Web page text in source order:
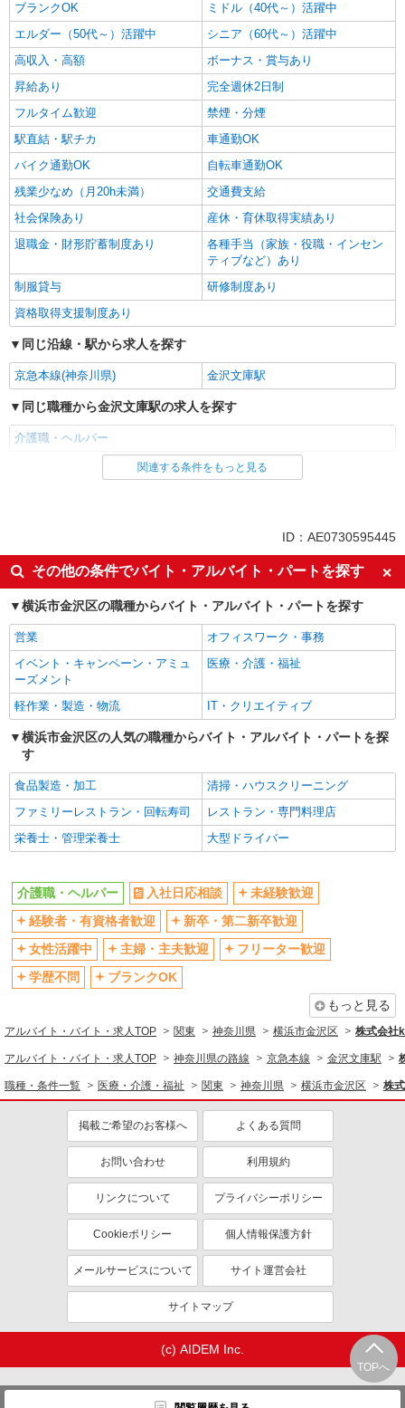
ブランクOK
ミドル（40代～）活躍中
エルダー（50代～）活躍中
シニア（60代～）活躍中
高収入・高額
ボーナス・賞与あり
昇給あり
完全週休2日制
フルタイム歓迎
禁煙・分煙
駅直結・駅チカ
車通勤OK
バイク通勤OK
自転車通勤OK
残業少なめ（月20h未満）
交通費支給
社会保険あり
産休・育休取得実績あり
退職金・財形貯蓄制度あり
各種手当（家族・役職・インセン
ティブなど）あり
制服貸与
研修制度あり
資格取得支援制度あり
同じ沿線・駅から求人を探す
京急本線(神奈川県) 金沢文庫駅
同じ職種から金沢文庫駅の求人を探す
介護職・ヘルパー
同じ雇用形態から金沢文庫駅の求人を探す
入社日応相談
未経験歓迎
経験者・有資格者歓迎
新卒・第二新卒歓迎
女性活躍中
主婦・主夫歓迎
フリーター歓迎
学歴不問
ブランクOK
ミドル（40代～）活躍中
エルダー（50代～）活躍中
シニア（60代～）活躍中
高収入・高額
ボーナス・賞与あり
昇給あり
完全週休2日制
フルタイム歓迎
禁煙・分煙
駅直結・駅チカ
車通勤OK
バイク通勤OK
自転車通勤OK
残業少なめ（月20h未満）
交通費支給
退職金・財形貯蓄制度あり
各種手当（家族・役職・インセン
ティブなど）あり
制服貸与
研修制度あり
資格取得支援制度あり
医療・介護・福祉
介護職・ヘルパー
同じ特徴から求人を探す
ミドル（40代～）活躍中
ボーナス・賞与あり
交通費支給
社会保険あり
産休・育休取得実績あり
関連する条件をもっと見る
ID：AE0730595445
その他の条件でバイト・アルバイト・パートを探す
横浜市金沢区の職種からバイト・アルバイト・パートを探す
営業
オフィスワーク・事務
イベント・キャンペーン・アミュ
ーズメント
医療・介護・福祉
軽作業・製造・物流 IT・クリエイティブ
横浜市金沢区の人気の職種からバイト・アルバイト・パートを探
す
食品製造・加工
清掃・ハウスクリーニング
ファミリーレストラン・回転寿司
レストラン・専門料理店
栄養士・管理栄養士
大型ドライバー
TOPへ
介護職・ヘルパー 入社日応相談
未経験歓迎
経験者・有資格者歓迎
新卒・第二新卒歓迎
女性活躍中
主婦・主夫歓迎
フリーター歓迎
学歴不問
ブランクOK
もっと見る
アルバイト・バイト・求人TOP 関東 神奈川県 横浜市金沢区 株式会社
アルバイト・バイト・求人TOP 神奈川県の路線 京急本線 金沢文庫駅
職種・条件一覧 医療・介護・福祉 関東 神奈川県 横浜市金沢区 株
掲載ご希望のお客様へ よくある質問
お問い合わせ 利用規約
リンクについて プライバシーポリシー
Cookieポリシー 個人情報保護方針
メールサービスについて サイト運営会社
サイトマップ
(c) AIDEM Inc.